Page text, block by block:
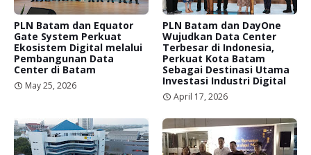
PLN Batam dan Equator
Gate System Perkuat
Ekosistem Digital melalui
Pembangunan Data
Center di Batam
May 25, 2026
PLN Batam dan DayOne
Wujudkan Data Center
Terbesar di Indonesia,
Perkuat Kota Batam
Sebagai Destinasi Utama
Investasi Industri Digital
April 17, 2026